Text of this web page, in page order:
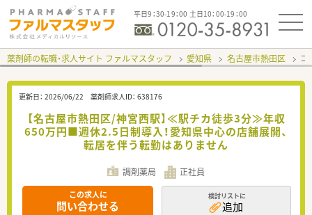
平日9：30-19：00 土日10：00-19：00
薬剤師の転職・求人サイト ファルマスタッフ 愛知県 名古屋市熱田区
更新日： 2026/06/22 薬剤師求人ID： 638176
【名古屋市熱田区/神宮西駅】≪駅チカ徒歩3分≫年収
650万円■週休2.5日制導入！愛知県中心の店舗展開、
転居を伴う転勤はありません
調剤薬局 正社員
この求人に
問い合わせる
検討リストに
追加